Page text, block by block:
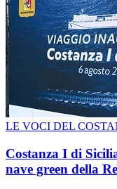
LE VOCI DEL
Costanza I di
nave green della